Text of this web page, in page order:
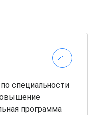
специальности
программа